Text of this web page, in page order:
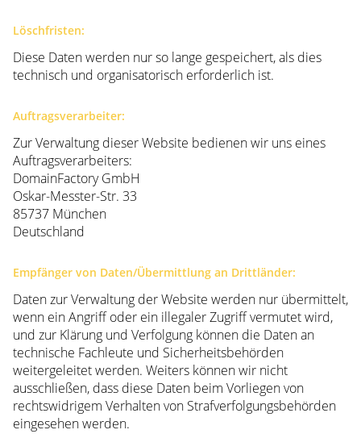
Löschfristen:
Diese Daten werden nur so lange gespeichert, als dies
technisch und organisatorisch erforderlich ist.
Auftragsverarbeiter:
Zur Verwaltung dieser Website bedienen wir uns eines
Auftragsverarbeiters:
DomainFactory GmbH
Oskar-Messter-Str. 33
85737 München
Deutschland
Empfänger von Daten/Übermittlung an Drittländer:
Daten zur Verwaltung der Website werden nur übermittelt,
wenn ein Angriff oder ein illegaler Zugriff vermutet wird,
und zur Klärung und Verfolgung können die Daten an
technische Fachleute und Sicherheitsbehörden
weitergeleitet werden. Weiters können wir nicht
ausschließen, dass diese Daten beim Vorliegen von
rechtswidrigem Verhalten von Strafverfolgungsbehörden
eingesehen werden.